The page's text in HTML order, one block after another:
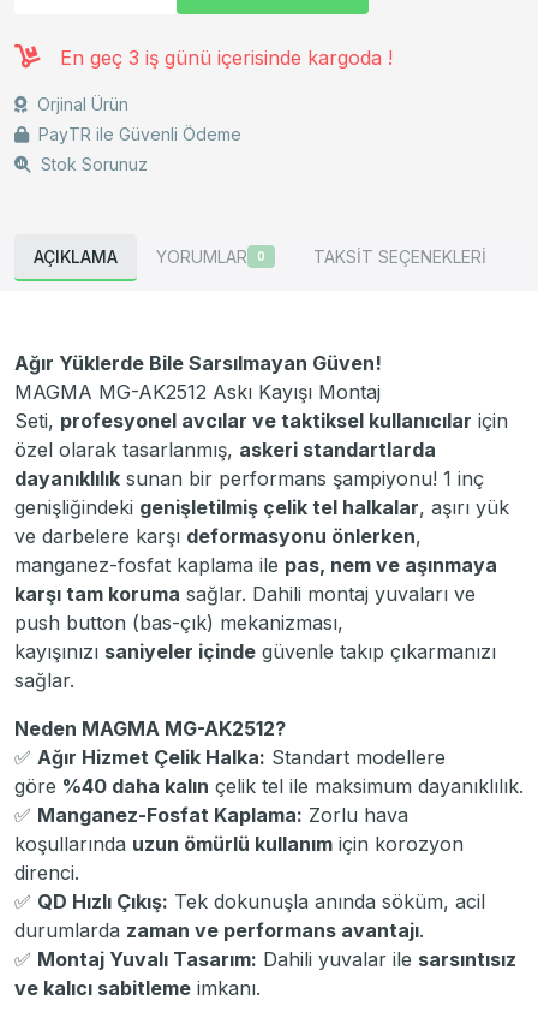
En geç 3 iş günü içerisinde kargoda !
Orjinal Ürün
PayTR ile Güvenli Ödeme
Stok Sorunuz
AÇIKLAMA YORUMLAR 0 TAKSİT SEÇENEKLERİ
Ağır Yüklerde Bile Sarsılmayan Güven!
MAGMA MG-AK2512 Askı Kayışı Montaj
Seti, profesyonel avcılar ve taktiksel kullanıcılar için
özel olarak tasarlanmış, askeri standartlarda
dayanıklılık sunan bir performans şampiyonu! 1 inç
genişliğindeki genişletilmiş çelik tel halkalar, aşırı yük
ve darbelere karşı deformasyonu önlerken,
manganez-fosfat kaplama ile pas, nem ve aşınmaya
karşı tam koruma sağlar. Dahili montaj yuvaları ve
push button (bas-çık) mekanizması,
kayışınızı saniyeler içinde güvenle takıp çıkarmanızı
sağlar.
Neden MAGMA MG-AK2512?
✅ Ağır Hizmet Çelik Halka: Standart modellere
göre %40 daha kalın çelik tel ile maksimum dayanıklılık.
✅ Manganez-Fosfat Kaplama: Zorlu hava
koşullarında uzun ömürlü kullanım için korozyon
direnci.
✅ QD Hızlı Çıkış: Tek dokunuşla anında söküm, acil
durumlarda zaman ve performans avantajı.
✅ Montaj Yuvalı Tasarım: Dahili yuvalar ile sarsıntısız
ve kalıcı sabitleme imkanı.